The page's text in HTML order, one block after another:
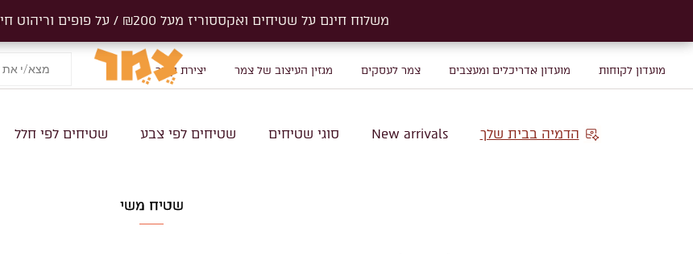
מועדון לקוחות מועדון אדריכלים ומעצבים צמר לעסקים מגזין העיצוב של צמר יצירת קשר
search
הדמיה בבית שלך New arrivals סוגי שטיחים שטיחים לפי צבע שטיחים לפי חלל
שטיח משי
משלוח חינם על שטיחים ואקססוריז מעל ₪200 / על פופים וריהוט חינם מעל 1000₪
משלוח חינם על שטיחים ואקססוריז מעל ₪200 / על פופים וריהוט חינם מעל 1000₪